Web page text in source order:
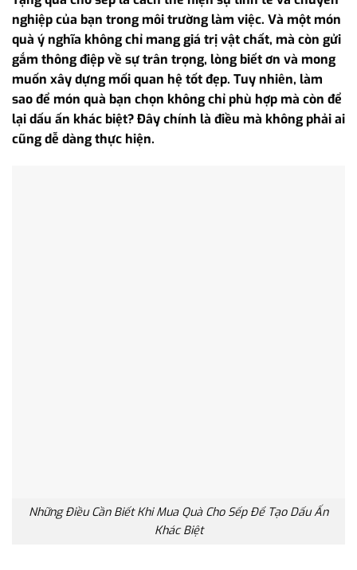
nghiệp của bạn trong môi trường làm việc. Và một món
quà ý nghĩa không chỉ mang giá trị vật chất, mà còn gửi
gắm thông điệp về sự trân trọng, lòng biết ơn và mong
muốn xây dựng mối quan hệ tốt đẹp. Tuy nhiên, làm
sao để món quà bạn chọn không chỉ phù hợp mà còn để
lại dấu ấn khác biệt? Đây chính là điều mà không phải ai
cũng dễ dàng thực hiện.
Những Điều Cần Biết Khi Mua Quà Cho Sếp Để Tạo Dấu Ấn
Khác Biệt